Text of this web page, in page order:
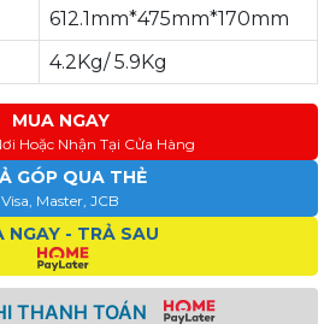
612.1mm*475mm*170mm
4.2Kg/ 5.9Kg
MUA NGAY
Hoặc Nhận Tại Cửa Hàng
GÓP QUA THẺ
Visa, Master, JCB
NGAY - TRẢ SAU
THANH TOÁN